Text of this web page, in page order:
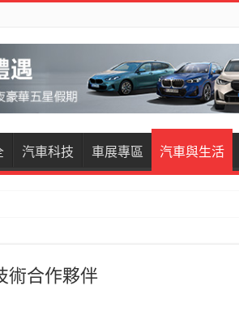
汽車科技 車展專區 汽車與生活
術合作夥伴